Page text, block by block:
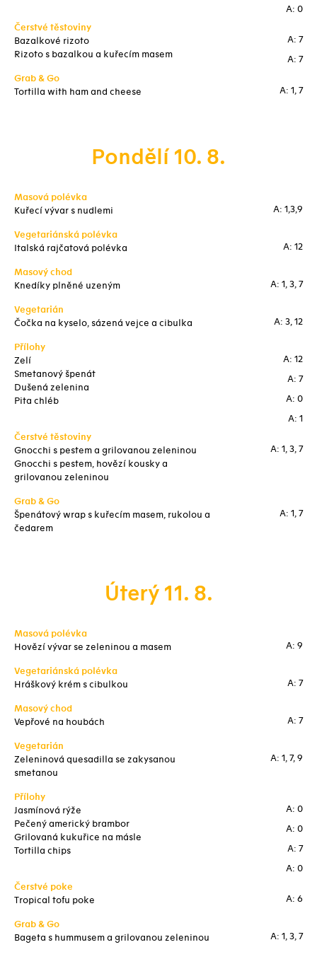
A: 0
Čerstvé těstoviny
Bazalkové rizoto
Rizoto s bazalkou a kuřecím masem
A: 7
A: 7
Grab & Go
Tortilla with ham and cheese
A: 1, 7
Pondělí 10. 8.
Masová polévka
Kuřecí vývar s nudlemi
A: 1,3,9
Vegetariánská polévka
Italská rajčatová polévka
A: 12
Masový chod
Knedíky plněné uzeným
A: 1, 3, 7
Vegetarián
Čočka na kyselo, sázená vejce a cibulka
A: 3, 12
Přílohy
Zelí
Smetanový špenát
Dušená zelenina
Pita chléb
A: 12
A: 7
A: 0
A: 1
Čerstvé těstoviny
Gnocchi s pestem a grilovanou zeleninou
Gnocchi s pestem, hovězí kousky a
grilovanou zeleninou
A: 1, 3, 7
Grab & Go
Špenátový wrap s kuřecím masem, rukolou a
čedarem
A: 1, 7
Úterý 11. 8.
Masová polévka
Hovězí vývar se zeleninou a masem
A: 9
Vegetariánská polévka
Hráškový krém s cibulkou
A: 7
Masový chod
Vepřové na houbách
A: 7
Vegetarián
Zeleninová quesadilla se zakysanou
smetanou
A: 1, 7, 9
Přílohy
Jasmínová rýže
Pečený americký brambor
Grilovaná kukuřice na másle
Tortilla chips
A: 0
A: 0
A: 7
A: 0
Čerstvé poke
Tropical tofu poke
A: 6
Grab & Go
Bageta s hummusem a grilovanou zeleninou
A: 1, 3, 7